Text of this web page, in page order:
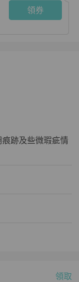
領券
購買須知
跡及些微瑕疵情
領取